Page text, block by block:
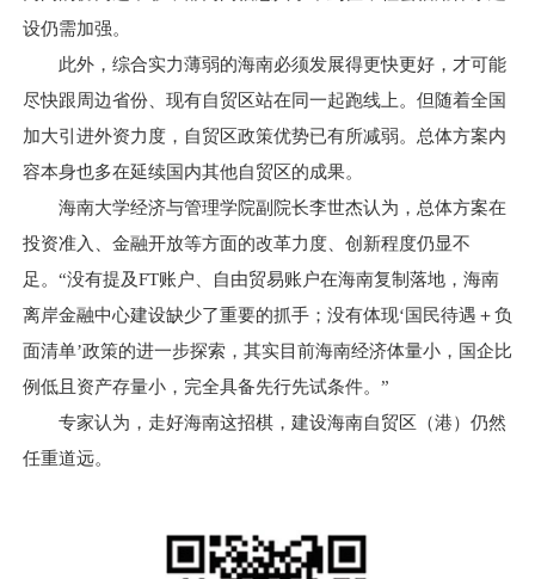
设仍需加强。
此外，综合实力薄弱的海南必须发展得更快更好，才可能
尽快跟周边省份、现有自贸区站在同一起跑线上。但随着全国
加大引进外资力度，自贸区政策优势已有所减弱。总体方案内
容本身也多在延续国内其他自贸区的成果。
海南大学经济与管理学院副院长李世杰认为，总体方案在
投资准入、金融开放等方面的改革力度、创新程度仍显不
足。“没有提及FT账户、自由贸易账户在海南复制落地，海南
离岸金融中心建设缺少了重要的抓手；没有体现‘国民待遇＋负
面清单’政策的进一步探索，其实目前海南经济体量小，国企比
例低且资产存量小，完全具备先行先试条件。”
专家认为，走好海南这招棋，建设海南自贸区（港）仍然
任重道远。